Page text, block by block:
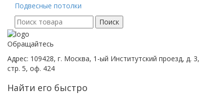
Подвесные потолки
Поиск
для:
Поиск
Обращайтесь
Адрес: 109428, г. Москва, 1-ый Институтский проезд, д. 3,
стр. 5, оф. 424
Найти его быстро